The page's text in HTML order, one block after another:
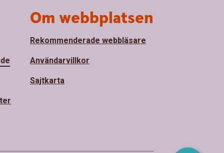
Om webbplatsen
Rekommenderade webbläsare
Användarvillkor
Sajtkarta